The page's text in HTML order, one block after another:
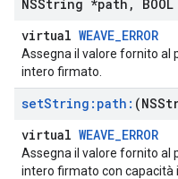
NSString *path ,
virtual WEAVE_ERROR
Assegna il valore fornito al
intero firmato.
setString:path:
virtual WEAVE_ERROR
Assegna il valore fornito al
intero firmato con capacità